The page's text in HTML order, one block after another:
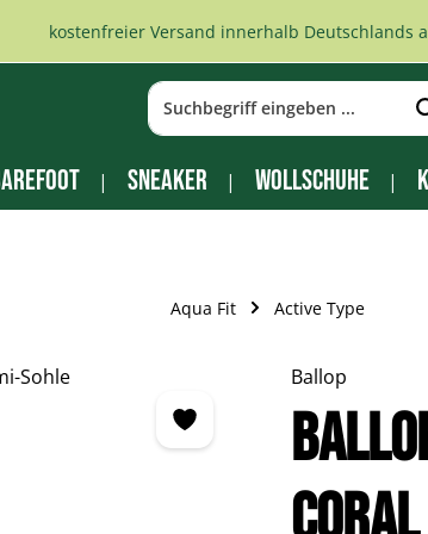
kostenfreier Versand innerhalb Deutschlands
Sneaker Wollschuhe
Aqua Fit Active Type
Ballop